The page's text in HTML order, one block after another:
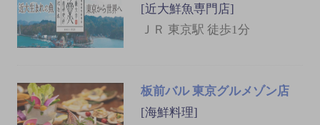
[近大鮮魚専門店]
ＪＲ 東京駅 徒歩1分
板前バル 東京グルメゾン店
[海鮮料理]